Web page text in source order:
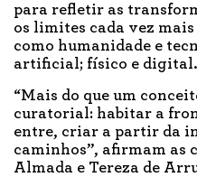
para refletir as
os limites cada vez
como humanidade e
artificial; físico e digital.
“Mais do que um
curatorial: habitar a
entre, criar a partir da
caminhos”, afirmam as
Almada e Tereza de